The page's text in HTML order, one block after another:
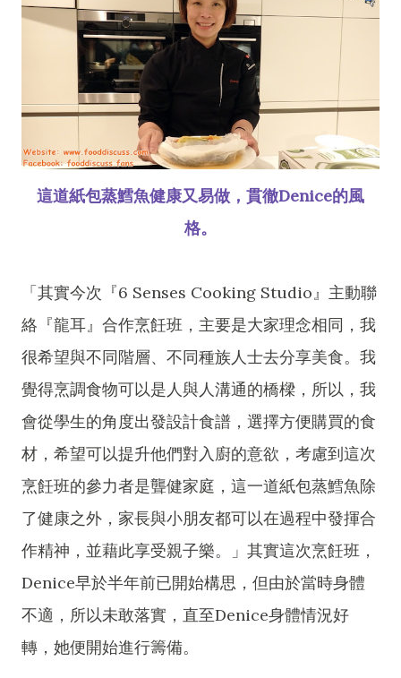
這道紙包蒸鱈魚健康又易做，貫徹Denice的風
格。
「其實今次『6 Senses Cooking Studio』主動聯
絡『龍耳』合作烹飪班，主要是大家理念相同，我
很希望與不同階層、不同種族人士去分享美食。我
覺得烹調食物可以是人與人溝通的橋樑，所以， 我
會從學生的角度出發設計食譜，選擇方便購買的食
材，希望可以提升他們對入廚的意欲，考慮到這次
烹飪班的參力者是聾健家庭，這一道紙包蒸鱈魚除
了健康之外，家長與小朋友都可以在過程中發揮合
作精神，並藉此享受親子樂。」其實這次烹飪班，
Denice早於半年前已開始構思，但由於當時身體
不適，所以未敢落實，直至Denice身體情況好
轉，她便開始進行籌備。